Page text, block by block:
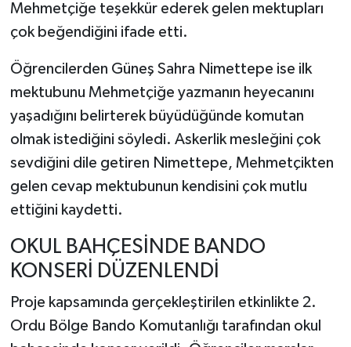
Mehmetçiğe teşekkür ederek gelen mektupları
çok beğendiğini ifade etti.
Öğrencilerden Güneş Sahra Nimettepe ise ilk
mektubunu Mehmetçiğe yazmanın heyecanını
yaşadığını belirterek büyüdüğünde komutan
olmak istediğini söyledi. Askerlik mesleğini çok
sevdiğini dile getiren Nimettepe, Mehmetçikten
gelen cevap mektubunun kendisini çok mutlu
ettiğini kaydetti.
OKUL BAHÇESİNDE BANDO
KONSERİ DÜZENLENDİ
Proje kapsamında gerçekleştirilen etkinlikte 2.
Ordu Bölge Bando Komutanlığı tarafından okul